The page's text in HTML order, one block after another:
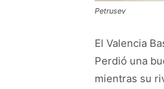
Petrusev
El Valencia
Perdió una
mientras su